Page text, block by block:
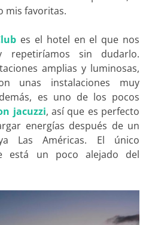
mis favoritas.
es el hotel en el que nos
repetiríamos sin dudarlo.
amplias y luminosas,
unas instalaciones muy
es uno de los pocos
jacuzzi, así que es perfecto
energías después de un
Las Américas. El único
está un poco alejado del